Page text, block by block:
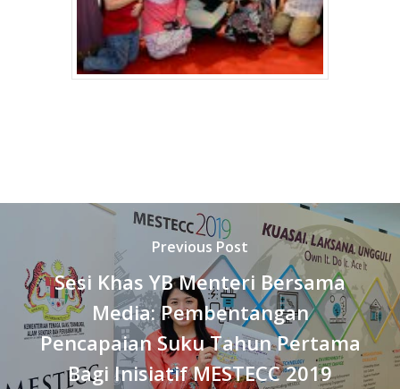
Previous Post
Sesi Khas YB Menteri Bersama
Media: Pembentangan
Pencapaian Suku Tahun Pertama
Bagi Inisiatif MESTECC 2019